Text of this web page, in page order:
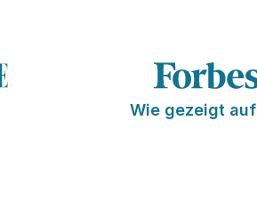
Wie gezeigt auf